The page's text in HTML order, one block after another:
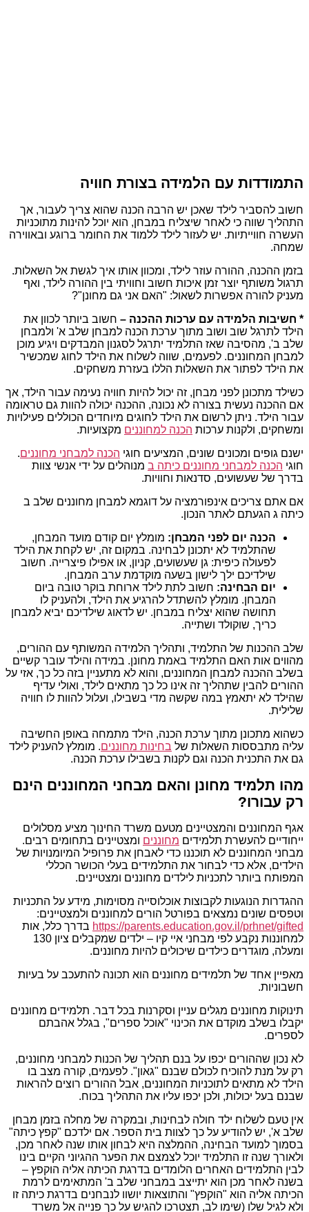
התמודדות עם הלמידה בצורת חוויה
חשוב להסביר לילד שאכן יש הרבה הכנה שהוא צריך לעבור, אך
התהליך שווה כי לאחר שיצליח במבחן, הוא יוכל להינות מתוכניות
העשרה חווייתיות. יש לעזור לילד ללמוד את החומר ברוגע ובאווירה
שמחה.
בזמן ההכנה, ההורה עוזר לילד, ומכוון אותו איך לגשת אל השאלות.
תרגול משותף יוצר זמן איכות חשוב וחוויתי בין ההורה לילד, ואף
מעניק להורה אפשרות לשאול: "האם אני גם מחונן"?
* חשיבות הלמידה עם ערכות ההכנה – חשוב ביותר לכוון את
הילד לתרגל שוב ושוב מתוך ערכת הכנה למבחן שלב א' ולמבחן
שלב ב', מהסיבה שאז התלמיד יתרגל לסגנון המבדקים ויגיע מוכן
למבחן המחוננים. לפעמים, שווה לשלוח את הילד לחוג שמכשיר
את הילד לפתור את השאלות הללו בעזרת משחקים.
כשילד מתכונן לפני מבחן, זה יכול להיות חוויה נעימה עבור הילד, אך
אם ההכנה נעשית בצורה לא נכונה, ההכנה יכולה להוות גם טראומה
עבור הילד. ניתן לרשום את הילד לחוגים מיוחדים הכוללים פעילויות
ומשחקים, ולקנות ערכות הכנה למחוננים מקצועיות.
ישנם גופים ומכונים שונים, המציעים חוגי הכנה למבחני מחוננים.
חוגי הכנה למבחני מחוננים כיתה ב מנוהלים על ידי אנשי צוות
בדרך של שעשועים, סדנאות וחוויות.
אם אתם צריכים אינפורמציה על דוגמא למבחן מחוננים שלב ב
כיתה ג הגעתם לאתר הנכון.
הכנה יום לפני המבחן: מומלץ יום קודם מועד המבחן,
שהתלמיד לא יתכונן לבחינה. במקום זה, יש לקחת את הילד
לפעולה כיפית: גן שעשועים, קניון, או אפילו פיצרייה. חשוב
שילדיכם ילך לישון בשעה מוקדמת ערב המבחן.
יום הבחינה: חשוב לתת לילד ארוחת בוקר טובה ביום
המבחן. מומלץ להשתדל להרגיע את הילד, ולהעניק לו
תחושה שהוא יצליח במבחן. יש לדאוג שילדיכם יביא למבחן
כריך, שוקולד ושתייה.
שלב ההכנות של התלמיד, ותהליך הלמידה המשותף עם ההורים,
מהווים אות האם התלמיד באמת מחונן. במידה והילד עובר קשיים
בשלב ההכנה למבחן המחוננים, והוא לא מתעניין בזה כל כך, אזי על
ההורים להבין שתהליך זה אינו כל כך מתאים לילד, ואולי עדיף
שהילד לא יתאמץ במה שקשה מדי בשבילו, ועלול להוות לו חוויה
שלילית.
כשהוא מתכונן מתוך ערכת הכנה, הילד מתמחה באופן החשיבה
עליה מתבססות השאלות של בחינות מחוננים. מומלץ להעניק לילד
גם את התכנית הכנה וגם לקנות בשבילו ערכת הכנה.
מהו תלמיד מחונן והאם מבחני המחוננים הינם
רק עבורו?
אגף המחוננים והמצטיינים מטעם משרד החינוך מציע מסלולים
ייחודיים להעשרת תלמידים מחוננים ומצטיינים בתחומים רבים.
מבחני המחוננים לא תוכננו כדי לאבחן את פרופיל המיומנויות של
הילדים, אלא כדי לבחור את התלמידים בעלי הכושר הכללי
המפותח ביותר לתכניות לילדים מחוננים ומצטיינים.
ההגדרות הנוגעות לקבוצות אוכלוסייה מסוימות, מידע על התכניות
וטפסים שונים נמצאים בפורטל הורים למחוננים ולמצטיינים:
https://parents.education.gov.il/prhnet/gifted בדרך כלל, אות
למחוננות נקבע לפי מבחני איי קיו – ילדים שמקבלים ציון 130
ומעלה, מוגדרים כילדים שיכולים להיות מחוננים.
מאפיין אחד של תלמידים מחוננים הוא תכונה להתעכב על בעיות
חשבוניות.
תינוקות מחוננים מגלים עניין וסקרנות בכל דבר. תלמידים מחוננים
יקבלו בשלב מוקדם את הכינוי "אוכל ספרים", בגלל אהבתם
לספרים.
לא נכון שההורים יכפו על בנם תהליך של הכנות למבחני מחוננים,
רק על מנת להוכיח לכולם שבנם "גאון". לפעמים, קורה מצב בו
הילד לא מתאים לתוכניות המחוננים, אבל ההורים רוצים להראות
שבנם בעל יכולות, ולכן יכפו עליו את התהליך בכוח.
אין טעם לשלוח ילד חולה לבחינות, ובמקרה של מחלה בזמן מבחן
שלב א', יש להודיע על כך לצוות בית הספר. אם ילדכם "קפץ כיתה"
בסמוך למועד הבחינה, ההמלצה היא לבחון אותו שנה לאחר מכן,
ולאורך שנה זו התלמיד יוכל לצמצם את הפער ההגיוני הקיים בינו
לבין התלמידים האחרים הלומדים בדרגת הכיתה אליה הוקפץ –
בשנה לאחר מכן הוא יתייצב במבחני שלב ב' המתאימים לרמת
הכיתה אליה הוא "הוקפץ" והתוצאות יושוו לנבחנים בדרגת כיתה זו
ולא לגיל שלו (שימו לב, תצטרכו להגיש על כך פנייה אל משרד